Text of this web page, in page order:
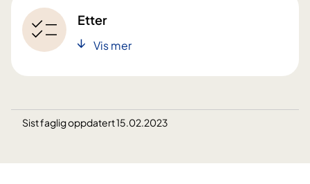
Etter
Vis mer
Sist faglig oppdatert 15.02.2023